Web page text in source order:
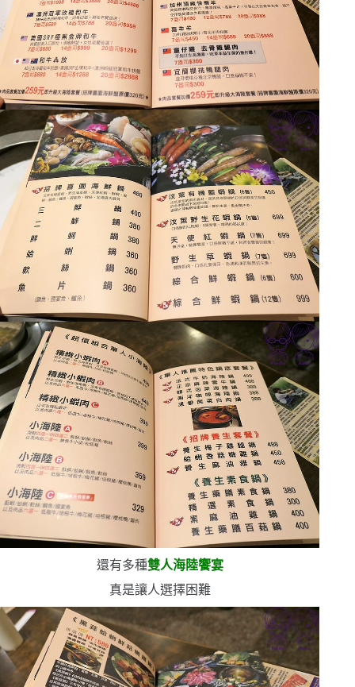
還有多種雙人海陸饗宴
真是讓人選擇困難